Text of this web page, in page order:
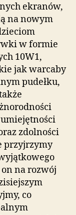
ekranów,
na nowym
w formie
10W1,
jak warcaby
pudełku,
zdolności
przyjrzymy
na rozwój
co